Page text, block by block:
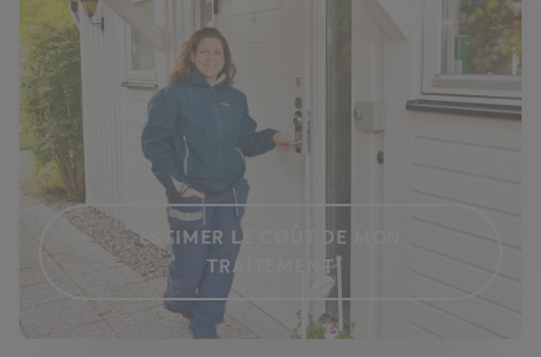
ESTIMER LE COÛT DE MON
TRAITEMENT